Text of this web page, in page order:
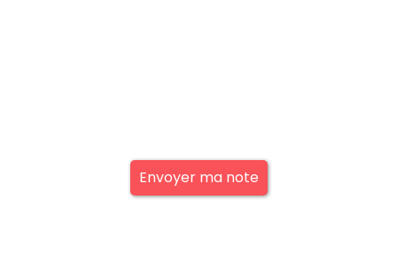
Envoyer ma note